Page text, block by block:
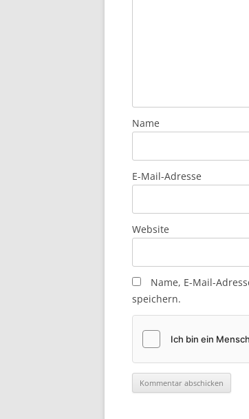
Name
E-Mail-Adresse
Website
Name, E-Mail-
speichern.